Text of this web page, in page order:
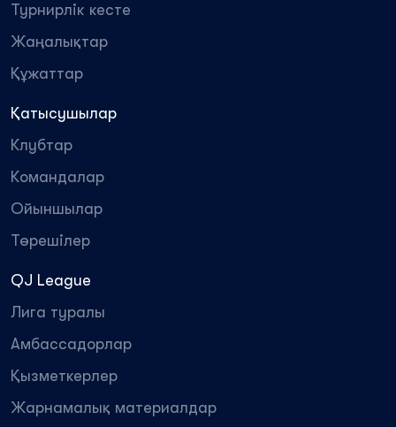
Турнирлік кесте
Жаңалықтар
Құжаттар
Қатысушылар
Клубтар
Командалар
Ойыншылар
Төрешілер
QJ League
Лига туралы
Амбассадорлар
Қызметкерлер
Жарнамалық материалдар